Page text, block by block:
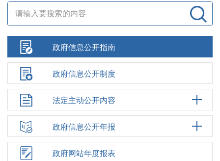
政府信息公开指南
政府信息公开制度
法定主动公开内容
政府信息公开年报
政府网站年度报表